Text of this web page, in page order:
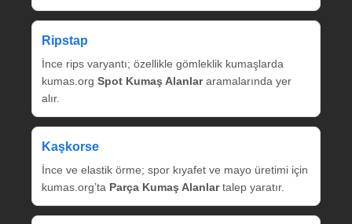
Ripstap
İnce rips varyantı; özellikle gömleklik kumaşlarda
kumas.org Spot Kumaş Alanlararamalarında yer
alır.
Kaşkorse
İnce ve elastik örme; spor kıyafet ve mayo üretimi için
kumas.org’ta Parça Kumaş Alanlartalep yaratır.